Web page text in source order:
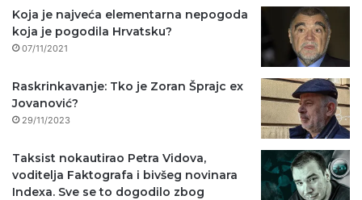
Koja je najveća elementarna nepogoda
koja je pogodila Hrvatsku?
07/11/2021
Raskrinkavanje: Tko je Zoran Šprajc ex
Jovanović?
29/11/2023
Taksist nokautirao Petra Vidova,
voditelja Faktografa i bivšeg novinara
Indexa. Sve se to dogodilo zbog